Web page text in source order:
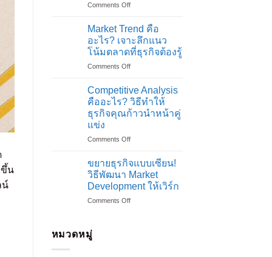
ขึ้น
น์
รู้
กับ
Market
Research
Comments Offon
Segmentation
101:
คู่มือ
เข้าใจ
ง่าย
มือ
ใหม่
ใน
ธุรกิจ
Market Trend คือ
อะไร? เจาะลึกแนว
โน้มตลาดที่ธุรกิจต้องรู้
Comments Offon
Trend
คือ
อะไร?
เจาะ
แนว
ที่
ธุรกิจ
ต้อง
รู้
Competitive Analysis
คืออะไร? วิธีทำให้
ธุรกิจคุณก้าวนำหน้าคู่
แข่ง
Comments Offon
คือ
อะไร?
วิธี
ทำให้
ขยายธุรกิจแบบเซียน!
วิธีพัฒนา Market
Development ให้เวิร์ก
Comments Offon
หมวดหมู่